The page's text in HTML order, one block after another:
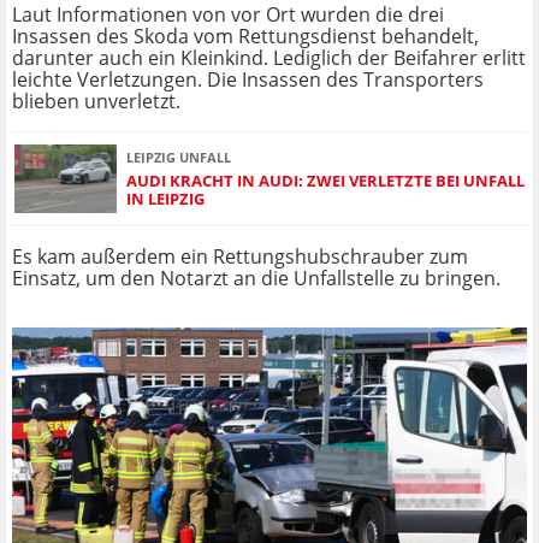
Laut Informationen von vor Ort wurden die drei
Insassen des Skoda vom Rettungsdienst behandelt,
darunter auch ein Kleinkind. Lediglich der Beifahrer erlitt
leichte Verletzungen. Die Insassen des Transporters
blieben unverletzt.
LEIPZIG UNFALL
AUDI KRACHT IN AUDI: ZWEI VERLETZTE BEI UNFALL
IN LEIPZIG
Es kam außerdem ein Rettungshubschrauber zum
Einsatz, um den Notarzt an die Unfallstelle zu bringen.